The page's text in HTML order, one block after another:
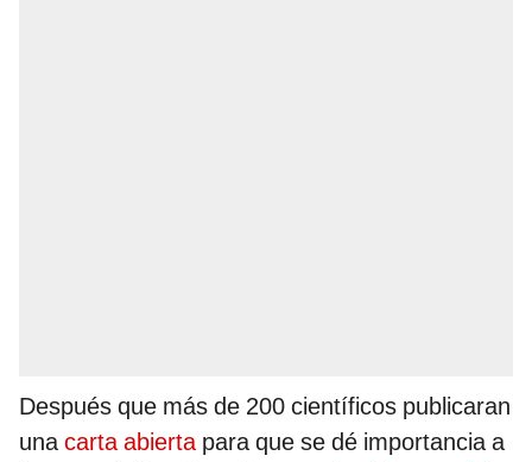
Después que más de 200 científicos publicaran
unacarta abiertapara que se dé importancia a